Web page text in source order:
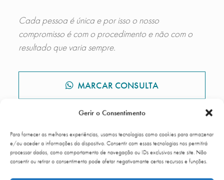
Gerir o Consentimento
Para fornecer as melhores experiências, usamos tecnologias como cookies para armazenar
e/ou aceder a informações do dispositivo. Consentir com essas tecnologias nos permitirá
processar dados, como comportamento de navegação ou IDs exclusivos neste site. Não
consentir ou retirar o consentimento pode afetar negativamante certos recursos e funções.
Cada pessoa é única e por isso o nosso
compromisso é com o procedimento e não com o
resultado que varia sempre.
MARCAR CONSULTA
GALERIA DE CASOS CLÍNICOS